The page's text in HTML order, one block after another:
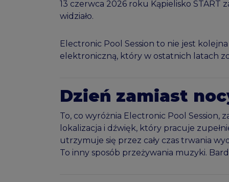
13 czerwca 2026 roku Kąpielisko START
widziało.
Electronic Pool Session to nie jest
elektroniczną, który w ostatnich latach
Dzień zamiast
To, co wyróżnia Electronic Pool Session,
lokalizacja i dźwięk, który pracuje
utrzymuje się przez cały czas trwania
To inny sposób przeżywania muzyki.